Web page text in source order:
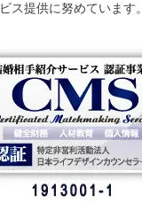
ビス提供に努めています。